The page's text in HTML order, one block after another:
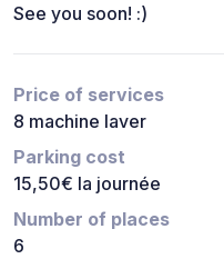
See you soon! :)
Price of services
8 machine laver
Parking cost
15,50€ la journée
Number of places
6